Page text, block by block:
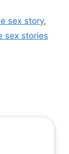
sex story,
sex stories